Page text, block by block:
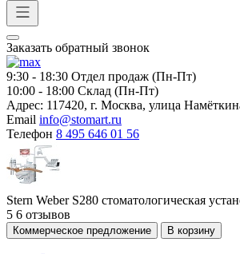
Заказать обратный звонок
9:30 - 18:30 Отдел продаж (Пн-Пт)
10:00 - 18:00 Склад (Пн-Пт)
Адрес: 117420, г. Москва, улица
Email info@stomart.ru
Телефон 8 495 646 01 56
Stern Weber S280 стоматологическая
5 6 отзывов
Коммерческое предложение В корзину